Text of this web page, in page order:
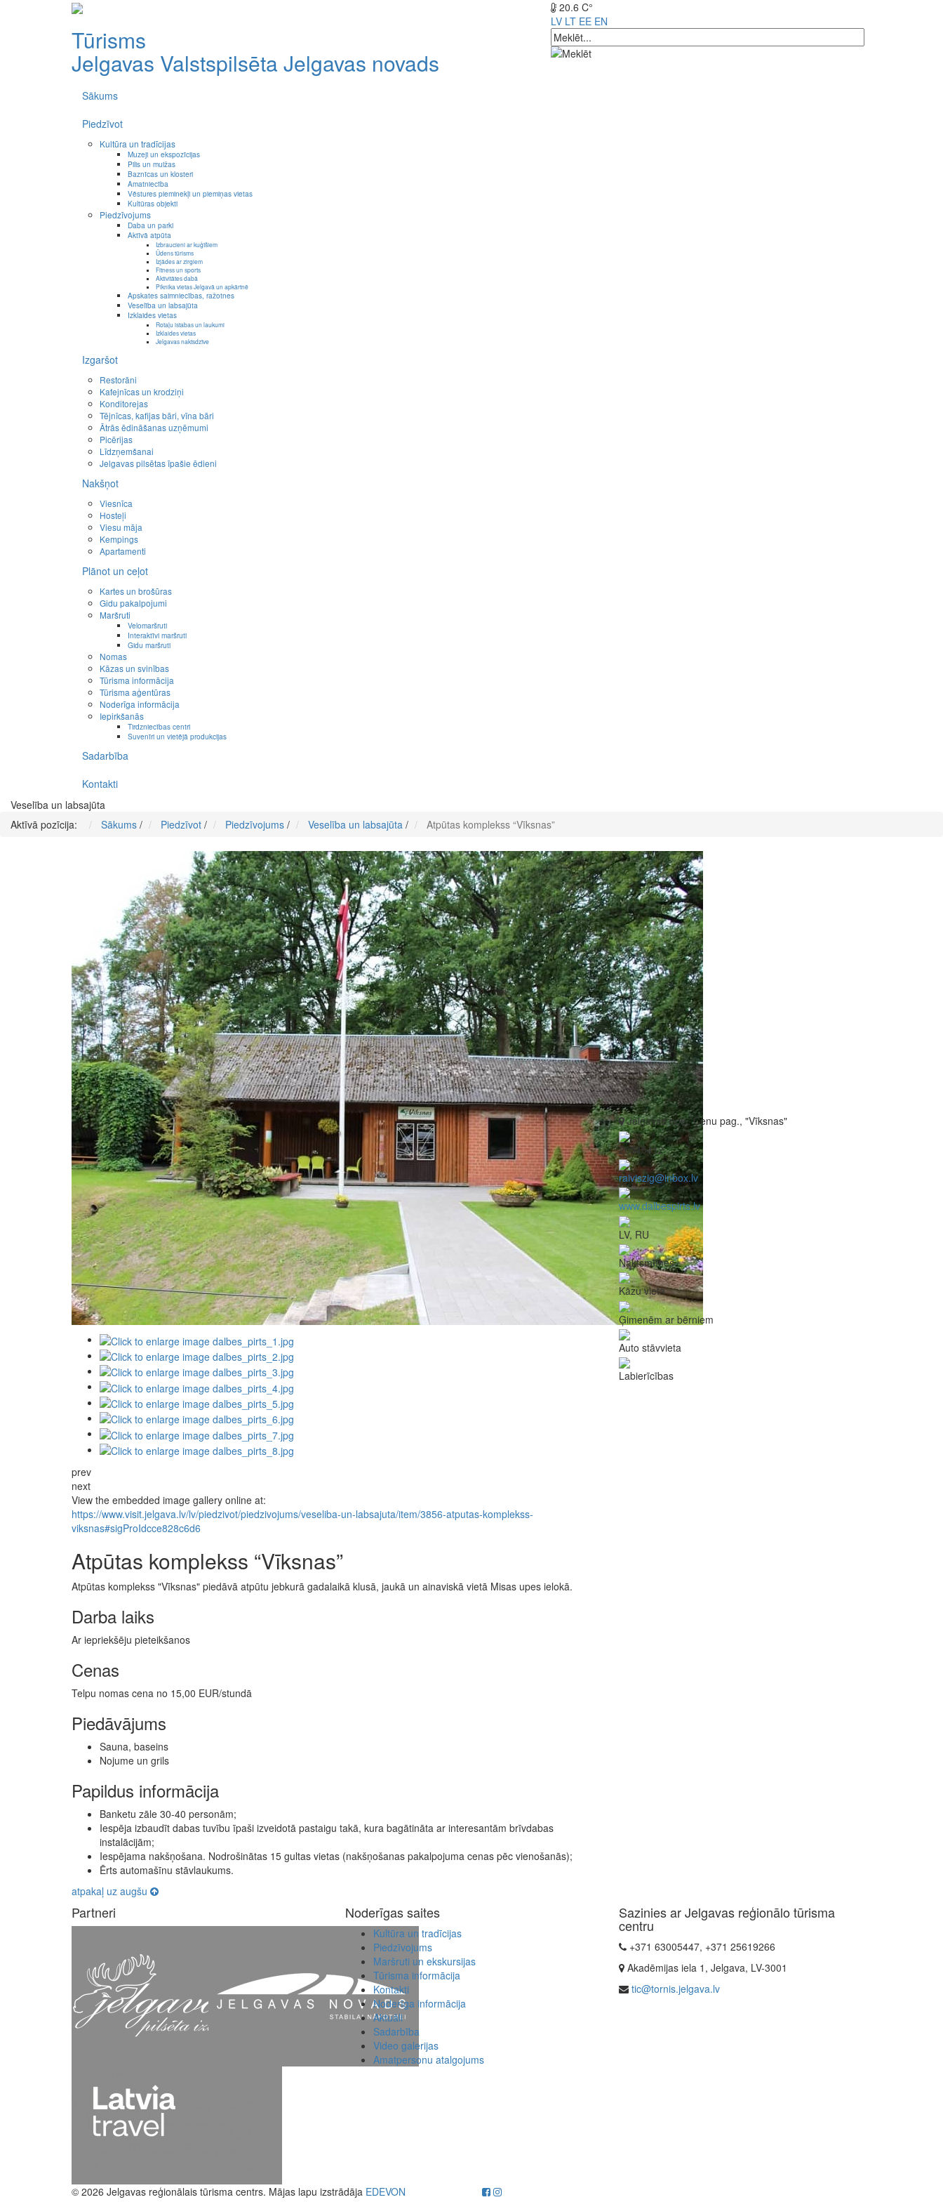
Tūrisms
Jelgavas Valstspilsēta Jelgavas novads
20.6 C°
LV LT EE EN
Sākums
Piedzīvot
Kultūra un tradīcijas
Muzeji un ekspozīcijas
Pilis un muižas
Baznīcas un klosteri
Amatniecība
Vēstures pieminekļi un piemiņas vietas
Kultūras objekti
Piedzīvojums
Daba un parki
Aktīvā atpūta
Izbraucieni ar kuģīšiem
Ūdens tūrisms
Izjādes ar zirgiem
Fitness un sports
Aktivitātes dabā
Piknika vietas Jelgavā un apkārtnē
Apskates saimniecības, ražotnes
Veselība un labsajūta
Izklaides vietas
Rotaļu istabas un laukumi
Izklaides vietas
Jelgavas naktsdzīve
Izgaršot
Restorāni
Kafejnīcas un krodziņi
Konditorejas
Tējnīcas, kafijas bāri, vīna bāri
Ātrās ēdināšanas uzņēmumi
Picērijas
Līdzņemšanai
Jelgavas pilsētas īpašie ēdieni
Nakšņot
Viesnīca
Hosteļi
Viesu māja
Kempings
Apartamenti
Plānot un ceļot
Kartes un brošūras
Gidu pakalpojumi
Maršruti
Velomaršruti
Interaktīvi maršruti
Gidu maršruti
Nomas
Kāzas un svinības
Tūrisma informācija
Tūrisma aģentūras
Noderīga informācija
Iepirkšanās
Tirdzniecības centri
Suvenīri un vietējā produkcijas
Sadarbība
Kontakti
Veselība un labsajūta
Aktīvā pozīcija:
Sākums / Piedzīvot / Piedzīvojums / Veselība un labsajūta / Atpūtas komplekss “Vīksnas”
prev
next
View the embedded image gallery online at:
https://www.visit.jelgava.lv/lv/piedzivot/piedzivojums/veseliba-un-labsajuta/item/3856-atputas-komplekss-
viksnas#sigProIdcce828c6d6
Atpūtas komplekss “Vīksnas”
Atpūtas komplekss "Vīksnas" piedāvā atpūtu jebkurā gadalaikā klusā, jaukā un ainaviskā vietā Misas upes ielokā.
Darba laiks
Ar iepriekšēju pieteikšanos
Cenas
Telpu nomas cena no 15,00 EUR/stundā
Piedāvājums
Sauna, baseins
Nojume un grils
Papildus informācija
Banketu zāle 30-40 personām;
Iespēja izbaudīt dabas tuvību īpaši izveidotā pastaigu takā, kura bagātināta ar interesantām brīvdabas
instalācijām;
Iespējama nakšņošana. Nodrošinātas 15 gultas vietas (nakšņošanas pakalpojuma cenas pēc vienošanās);
Ērts automašīnu stāvlaukums.
atpakaļ uz augšu
Jelgavas nov., Cenu pag., "Vīksnas"
26545412
raiviszig@inbox.lv
www.dalbespirts.lv
LV, RU
Naktsmītnes
Kāzu vieta
Ģimenēm ar bērniem
Auto stāvvieta
Labierīcības
Partneri Noderīgas saites
Kultūra un tradīcijas
Piedzīvojums
Maršruti un ekskursijas
Tūrisma informācija
Kontakti
Noderīga informācija
Aktuāli
Sadarbība
Video galerijas
Amatpersonu atalgojums
Sazinies ar Jelgavas reģionālo tūrisma
centru
+371 63005447, +371 25619266
Akadēmijas iela 1, Jelgava, LV-3001
tic@tornis.jelgava.lv
© 2026 Jelgavas reģionālais tūrisma centrs. Mājas lapu izstrādāja EDEVON